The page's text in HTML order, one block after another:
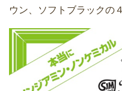
ウン、ソフトブラックの